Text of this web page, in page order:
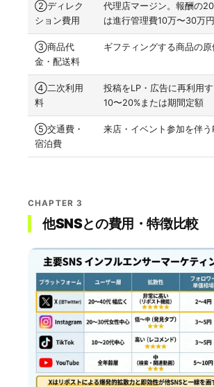
②ディレク
ション費用
代理店マージン。報酬の
は進行管理費10万〜30万
③商品代
金・配送料
ギフティングする商品の
④二次利用
料
投稿をLP・広告に再利用
10〜20%または期間定額
⑤交通費・
宿泊費
来店・イベント参加を伴う
CHAPTER 3
他SNSとの費用・特徴比較